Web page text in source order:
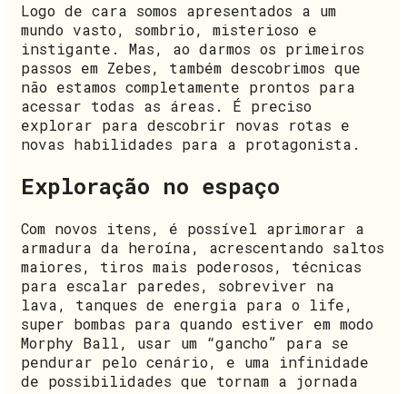
Logo de cara somos apresentados a um
mundo vasto, sombrio, misterioso e
instigante. Mas, ao darmos os primeiros
passos em Zebes, também descobrimos que
não estamos completamente prontos para
acessar todas as áreas. É preciso
explorar para descobrir novas rotas e
novas habilidades para a protagonista.
Exploração no espaço
Com novos itens, é possível aprimorar a
armadura da heroína, acrescentando saltos
maiores, tiros mais poderosos, técnicas
para escalar paredes, sobreviver na
lava, tanques de energia para o life,
super bombas para quando estiver em modo
Morphy Ball, usar um “gancho” para se
pendurar pelo cenário, e uma infinidade
de possibilidades que tornam a jornada